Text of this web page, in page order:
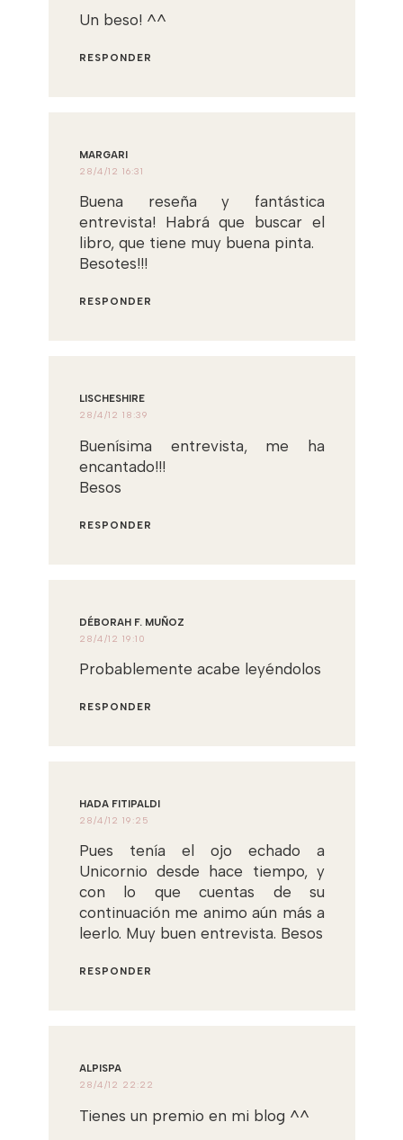
Un beso! ^^
RESPONDER
MARGARI
28/4/12 16:31
Buena reseña y fantástica
entrevista! Habrá que buscar el
libro, que tiene muy buena pinta.
Besotes!!!
RESPONDER
LISCHESHIRE
28/4/12 18:39
Buenísima entrevista, me ha
encantado!!!
Besos
RESPONDER
DÉBORAH F. MUÑOZ
28/4/12 19:10
Probablemente acabe leyéndolos
RESPONDER
HADA FITIPALDI
28/4/12 19:25
Pues tenía el ojo echado a
Unicornio desde hace tiempo, y
con lo que cuentas de su
continuación me animo aún más a
leerlo. Muy buen entrevista. Besos
RESPONDER
ALPISPA
28/4/12 22:22
Tienes un premio en mi blog ^^